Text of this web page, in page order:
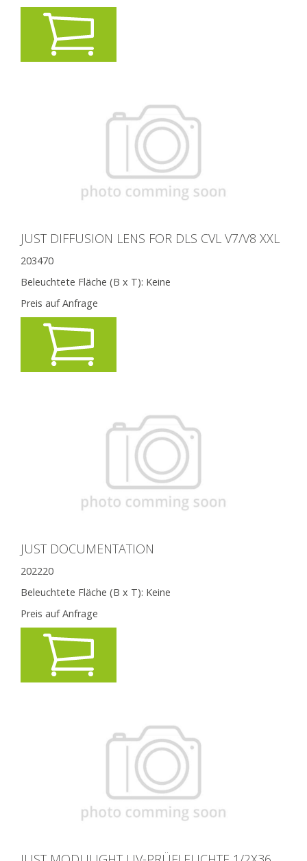
JUST DIFFUSION LENS FOR DLS CVL V7/V8 XXL
203470
Beleuchtete Fläche (B x T): Keine
Preis auf Anfrage
JUST DOCUMENTATION
202220
Beleuchtete Fläche (B x T): Keine
Preis auf Anfrage